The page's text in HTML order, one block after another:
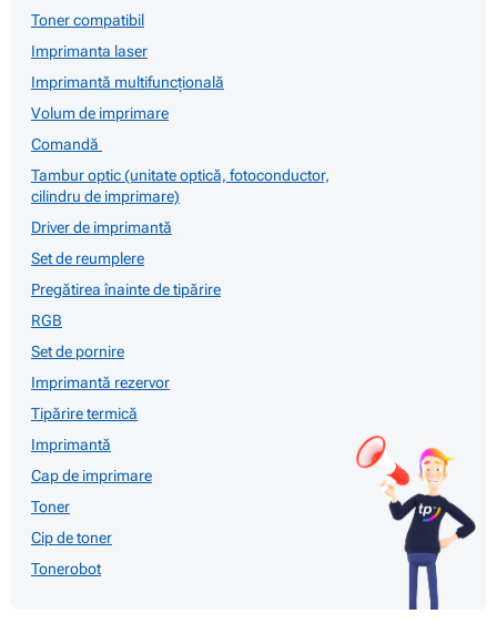
Toner compatibil
Imprimanta laser
Imprimantă multifuncțională
Volum de imprimare
Comandă
Tambur optic (unitate optică, fotoconductor,
cilindru de imprimare)
Driver de imprimantă
Set de reumplere
Pregătirea înainte de tipărire
RGB
Set de pornire
Imprimantă rezervor
Tipărire termică
Imprimantă
Cap de imprimare
Toner
Cip de toner
Tonerobot